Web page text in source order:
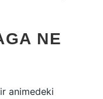
NE
animedeki